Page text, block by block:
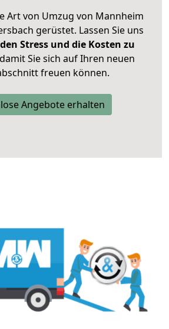
Art von Umzug von Mannheim
gerüstet. Lassen Sie uns
den Stress und die Kosten zu
Sie sich auf Ihren neuen
freuen können.
Angebote erhalten